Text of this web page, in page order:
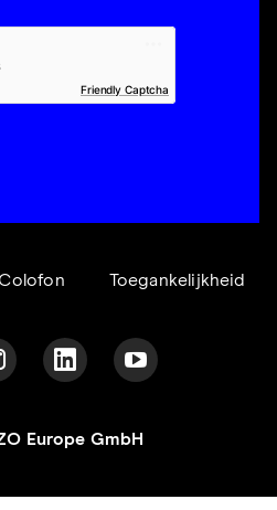
Friendly Captcha
Colofon Toegankelijkheid
Europe GmbH